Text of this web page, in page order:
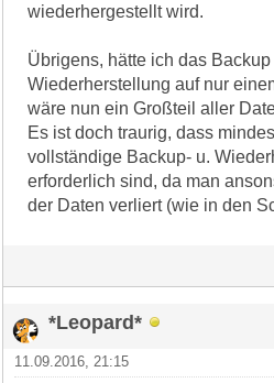
wiederhergestellt wird.
Übrigens, hätte ich das
Wiederherstellung auf nur
wäre nun ein Großteil aller
Es ist doch traurig, dass
vollständige Backup- u.
erforderlich sind, da man
der Daten verliert (wie in den
*Leopard*
11.09.2016, 21:15